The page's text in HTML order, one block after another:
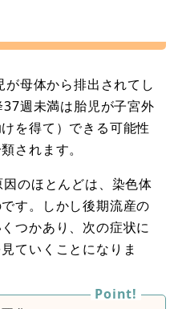
母体から排出されてし
週未満は胎児が子宮外
を得て）できる可能性
されます。
のほとんどは、染色体
す。しかし後期流産の
つかあり、次の症状に
ていくことになりま